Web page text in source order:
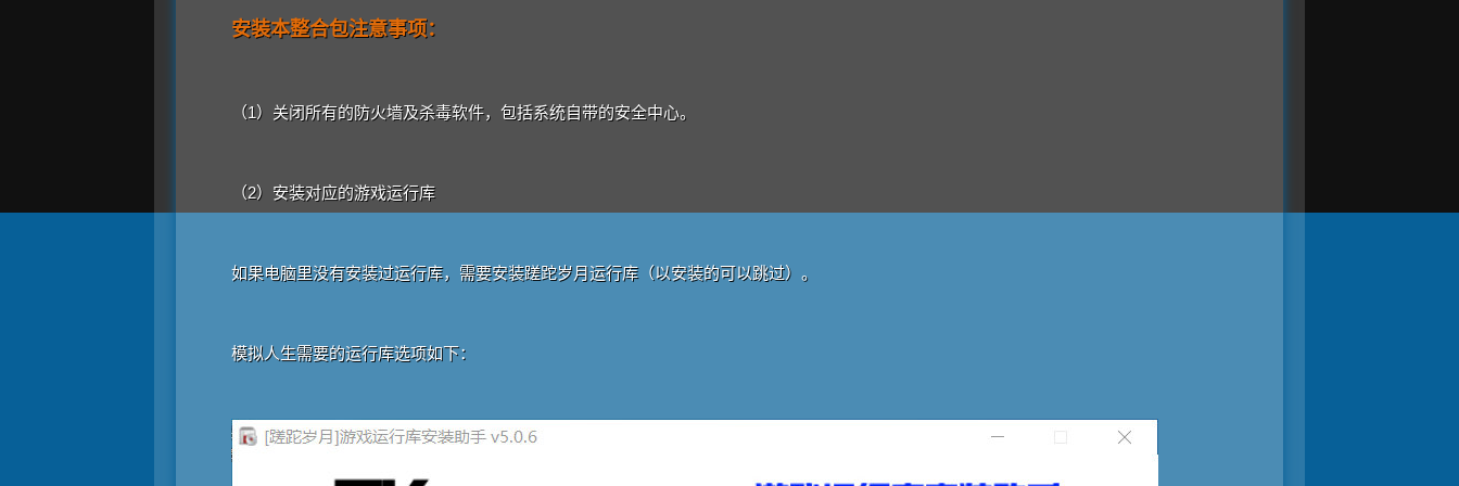
安装本整合包注意事项：
（1）关闭所有的防火墙及杀毒软件，包括系统自带的安全中心。
（2）安装对应的游戏运行库
如果电脑里没有安装过运行库，需要安装蹉跎岁月运行库（以安装的可以跳过）。
模拟人生需要的运行库选项如下：